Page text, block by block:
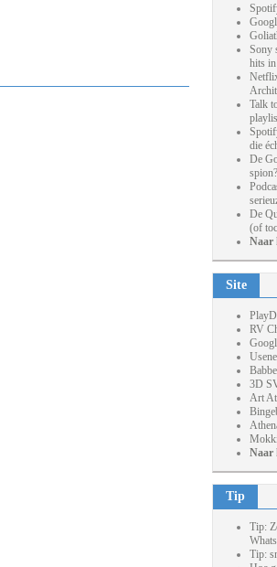
Sony
hits
Talk
die
De
spion?
De
(of
Naar
Site
RV
3D
Art
Naar
Tip
Tip:
Tip: